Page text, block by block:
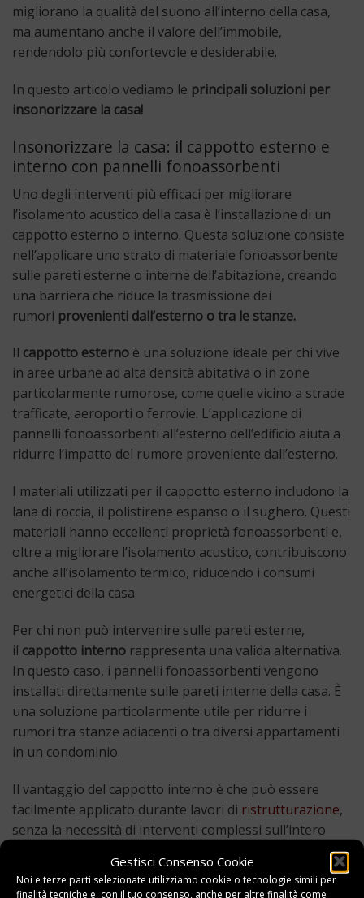
Gestisci Consenso Cookie
Noi e terze parti selezionate utilizziamo cookie o tecnologie simili per
finalità tecniche e, con il tuo consenso, anche per altre finalità come
migliorano la qualità del suono all’interno della casa,
ma aumentano anche il valore dell’immobile,
rendendolo più confortevole e desiderabile.
In questo articolo vediamo le principali soluzioni per
insonorizzare la casa!
Insonorizzare la casa: il cappotto esterno e
interno con pannelli fonoassorbenti
Uno degli interventi più efficaci per migliorare
l’isolamento acustico della casa è l’installazione di un
cappotto esterno o interno. Questa soluzione consiste
nell’applicare uno strato di materiale fonoassorbente
sulle pareti esterne o interne dell’abitazione, creando
una barriera che riduce la trasmissione dei
rumori provenienti dall’esterno o tra le stanze.
Il cappotto esterno è una soluzione ideale per chi vive
in aree urbane ad alta densità abitativa o in zone
particolarmente rumorose, come quelle vicino a strade
trafficate, aeroporti o ferrovie. L’applicazione di
pannelli fonoassorbenti all’esterno dell’edificio aiuta a
ridurre l’impatto del rumore proveniente dall’esterno.
I materiali utilizzati per il cappotto esterno includono la
lana di roccia, il polistirene espanso o il sughero. Questi
materiali hanno eccellenti proprietà fonoassorbenti e,
oltre a migliorare l’isolamento acustico, contribuiscono
anche all’isolamento termico, riducendo i consumi
energetici della casa.
Per chi non può intervenire sulle pareti esterne,
il cappotto interno rappresenta una valida alternativa.
In questo caso, i pannelli fonoassorbenti vengono
installati direttamente sulle pareti interne della casa. È
una soluzione particolarmente utile per ridurre i
rumori tra stanze adiacenti o tra diversi appartamenti
in un condominio.
Il vantaggio del cappotto interno è che può essere
facilmente applicato durante lavori di ristrutturazione,
senza la necessità di interventi complessi sull’intero
Tra i materiali più utilizzati troviamo la lana minerale, il